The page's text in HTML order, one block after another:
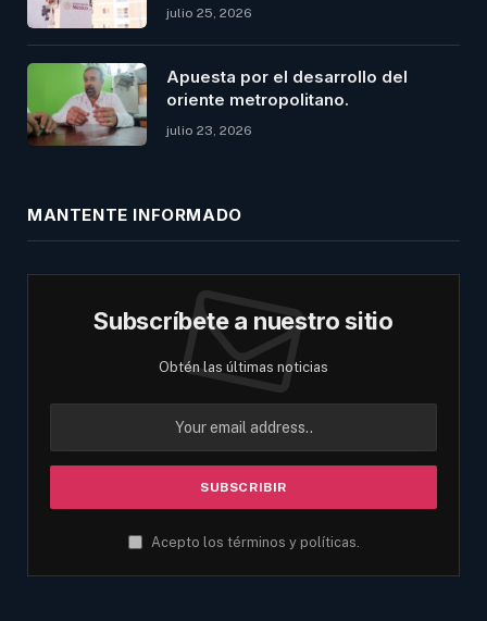
julio 25, 2026
Apuesta por el desarrollo del
oriente metropolitano.
julio 23, 2026
MANTENTE INFORMADO
Subscríbete a nuestro sitio
Obtén las últimas noticias
Acepto los términos y políticas.